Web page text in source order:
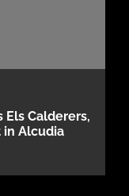
Els Calderers,
in Alcudia